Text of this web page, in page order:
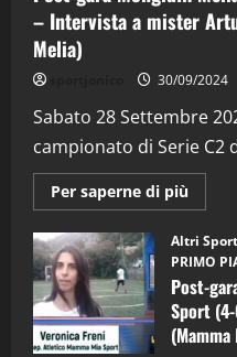
– Intervista a mister
Melia)
30/09/2024
Sabato 28 Settembre
campionato di Serie C2
Per saperne di più
Post-
gara
Melia
–
Mia
Sport
Altri Sport
PRIMO
Post-
Sport
2 28/04/
3 21/04/